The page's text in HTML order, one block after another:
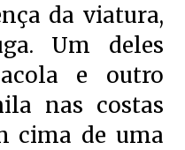
da viatura,
Um deles
e outro
nas costas
cima de uma